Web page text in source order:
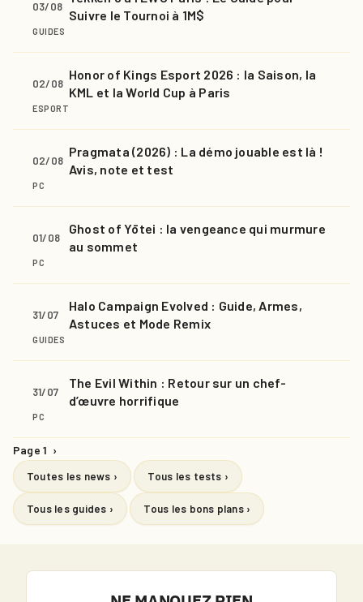
03/08
Suivre le Tournoi à 1M$
GUIDES
02/08
Honor of Kings Esport 2026 : la Saison, la
KML et la World Cup à Paris
ESPORT
02/08
Pragmata (2026) : La démo jouable est là !
Avis, note et test
PC
01/08
Ghost of Yōtei : la vengeance qui murmure
au sommet
PC
31/07
Halo Campaign Evolved : Guide, Armes,
Astuces et Mode Remix
GUIDES
31/07
The Evil Within : Retour sur un chef-
d’œuvre horrifique
PC
Page 1 ›
Toutes les news › Tous les tests ›
Tous les guides › Tous les bons plans ›